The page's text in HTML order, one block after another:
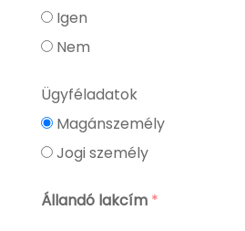
Igen
Nem
Ügyféladatok
Magánszemély
Jogi személy
Állandó lakcím *